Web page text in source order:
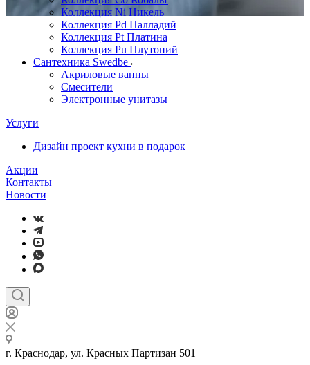
Коллекция Ni Никель
Коллекция Pd Палладий
Коллекция Pt Платина
Коллекция Pu Плутоний
Сантехника Swedbe
Акриловые ванны
Смесители
Электронные унитазы
Услуги
Дизайн проект кухни в подарок
Акции
Контакты
Новости
г. Краснодар, ул. Красных Партизан 501